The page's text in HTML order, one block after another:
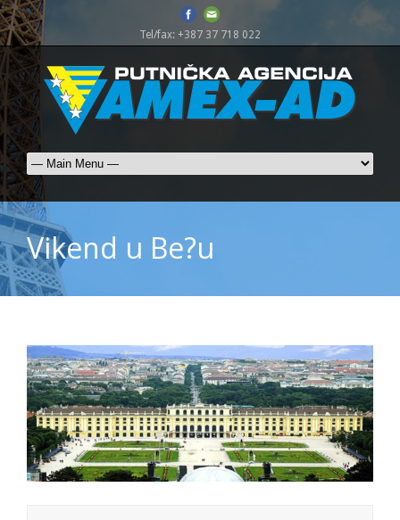
Tel/fax: +387 37 718 022
Vikend u Be?u